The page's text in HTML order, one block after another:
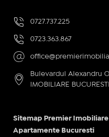
0727.737.225
0723.363.867
Bulevardul Alexandru
IMOBILIARE BUCURESTI
Sitemap Premier Imobiliare
Apartamente Bucuresti